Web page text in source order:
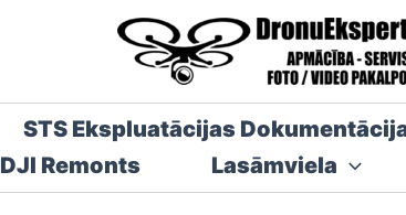
STS Ekspluatācijas
DJI Remonts Lasāmviela